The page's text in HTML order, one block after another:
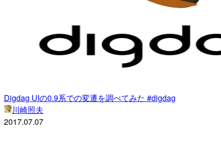
Digdag UIの0.9系での変遷を調べてみた #digdag
川崎照夫
2017.07.07